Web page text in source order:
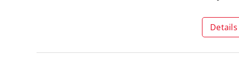
Details